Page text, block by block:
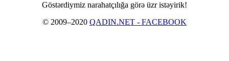
Göstərdiymiz narahatçılığa görə üzr istəyirik!
© 2009–2020 QADIN.NET - FACEBOOK